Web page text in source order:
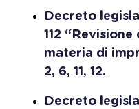
Decreto
112
materia di
2, 6, 11, 12.
Decreto